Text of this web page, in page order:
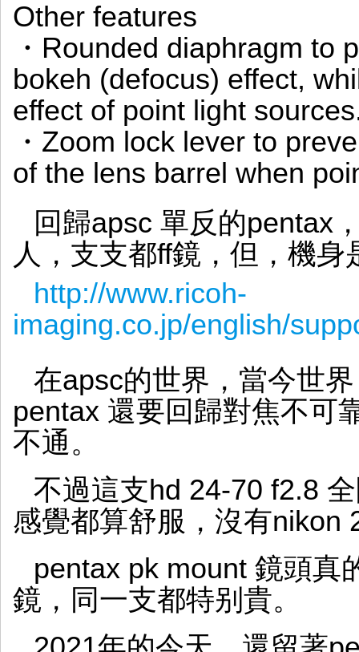
Other features
・Rounded diaphragm to
bokeh (defocus) effect,
effect of point light
・Zoom lock lever to
of the lens barrel when
回歸apsc 單反的pentax
人，支支都ff鏡，但，機身
http://www.ricoh-
imaging.co.jp/english/
在apsc的世界，當今世
pentax 還要回歸對焦不可
不通。
不過這支hd 24-70 f2.8
感覺都算舒服，沒有nikon
pentax pk mount 鏡頭真
鏡，同一支都特别貴。